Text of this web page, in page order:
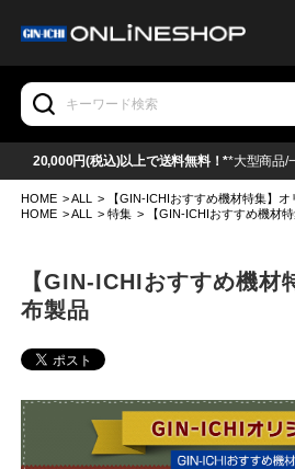
20,000円(税込)以上で送料無料！**大型商品/
HOME >ALL >
【GIN-ICHIおすすめ機材特集】
HOME >ALL >特集 > 【GIN-ICHIおすすめ機材
【GIN-ICHIおすすめ機材
布製品